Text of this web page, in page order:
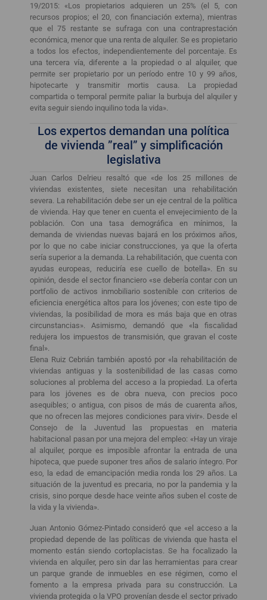
19/2015: «Los propietarios adquieren un 25% (el 5, con
recursos propios; el 20, con financiación externa), mientras
que el 75 restante se sufraga con una contraprestación
económica, menor que una renta de alquiler. Se es propietario
a todos los efectos, independientemente del porcentaje. Es
una tercera vía, diferente a la propiedad o al alquiler, que
permite ser propietario por un período entre 10 y 99 años,
hipotecarte y transmitir mortis causa. La propiedad
compartida o temporal permite paliar la burbuja del alquiler y
evita seguir siendo inquilino toda la vida».
Los expertos demandan una política
de vivienda ”real” y simplificación
legislativa
Juan Carlos Delrieu resaltó que «de los 25 millones de
viviendas existentes, siete necesitan una rehabilitación
severa. La rehabilitación debe ser un eje central de la política
de vivienda. Hay que tener en cuenta el envejecimiento de la
población. Con una tasa demográfica en mínimos, la
demanda de viviendas nuevas bajará en los próximos años,
por lo que no cabe iniciar construcciones, ya que la oferta
sería superior a la demanda. La rehabilitación, que cuenta con
ayudas europeas, reduciría ese cuello de botella». En su
opinión, desde el sector financiero «se debería contar con un
portfolio de activos inmobiliario sostenible con criterios de
eficiencia energética altos para los jóvenes; con este tipo de
viviendas, la posibilidad de mora es más baja que en otras
circunstancias». Asimismo, demandó que «la fiscalidad
redujera los impuestos de transmisión, que gravan el coste
final».
Elena Ruiz Cebrián también apostó por «la rehabilitación de
viviendas antiguas y la sostenibilidad de las casas como
soluciones al problema del acceso a la propiedad. La oferta
para los jóvenes es de obra nueva, con precios poco
asequibles; o antigua, con pisos de más de cuarenta años,
que no ofrecen las mejores condiciones para vivir». Desde el
Consejo de la Juventud las propuestas en materia
habitacional pasan por una mejora del empleo: «Hay un viraje
al alquiler, porque es imposible afrontar la entrada de una
hipoteca, que puede suponer tres años de salario íntegro. Por
eso, la edad de emancipación media ronda los 29 años. La
situación de la juventud es precaria, no por la pandemia y la
crisis, sino porque desde hace veinte años suben el coste de
la vida y la vivienda».
Juan Antonio Gómez-Pintado consideró que «el acceso a la
propiedad depende de las políticas de vivienda que hasta el
momento están siendo cortoplacistas. Se ha focalizado la
vivienda en alquiler, pero sin dar las herramientas para crear
un parque grande de inmuebles en ese régimen, como el
fomento a la empresa privada para su construcción. La
vivienda protegida o la VPO provenían desde el sector privado